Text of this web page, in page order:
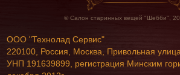
© Салон старинных вещей "Шебби",
ООО "Технолад Сервис"
220100, Россия, Москва, Привольная
УНП 191639899, регистрация Минским